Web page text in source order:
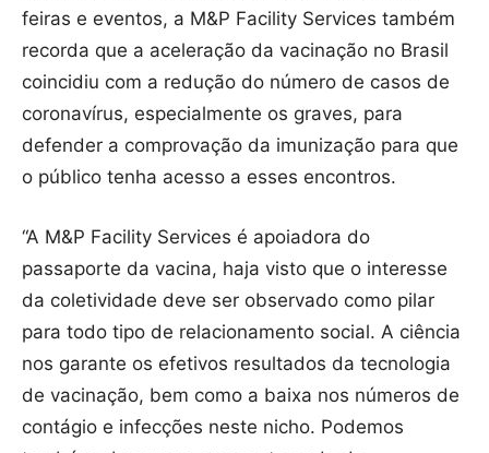
feiras e eventos, a M&P Facility Services também
recorda que a aceleração da vacinação no Brasil
coincidiu com a redução do número de casos de
coronavírus, especialmente os graves, para
defender a comprovação da imunização para que
o público tenha acesso a esses encontros.
“A M&P Facility Services é apoiadora do
passaporte da vacina, haja visto que o interesse
da coletividade deve ser observado como pilar
para todo tipo de relacionamento social. A ciência
nos garante os efetivos resultados da tecnologia
de vacinação, bem como a baixa nos números de
contágio e infecções neste nicho. Podemos